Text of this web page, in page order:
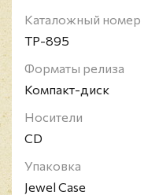
Каталожный номер
ТР-895
Форматы релиза
Компакт-диск
Носители
CD
Упаковка
Jewel Case